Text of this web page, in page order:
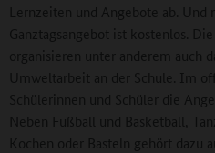
Lernzeiten und Angebote ab.
Ganztagsangebot ist kostenlos.
organisieren unter anderem auch
Umweltarbeit an der Schule. Im
Schülerinnen und Schüler die
Neben Fußball und Basketball,
Kochen oder Basteln gehört dazu